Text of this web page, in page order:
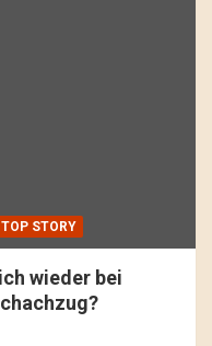
TOP STORY
wieder bei